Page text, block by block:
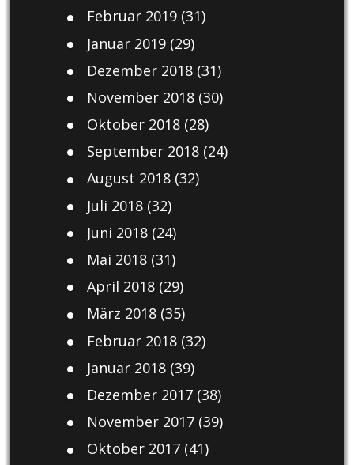
Februar 2019(31)
Januar 2019(29)
Dezember 2018(31)
November 2018(30)
Oktober 2018(28)
September 2018(24)
August 2018(32)
Juli 2018(32)
Juni 2018(24)
Mai 2018(31)
April 2018(29)
März 2018(35)
Februar 2018(32)
Januar 2018(39)
Dezember 2017(38)
November 2017(39)
Oktober 2017(41)